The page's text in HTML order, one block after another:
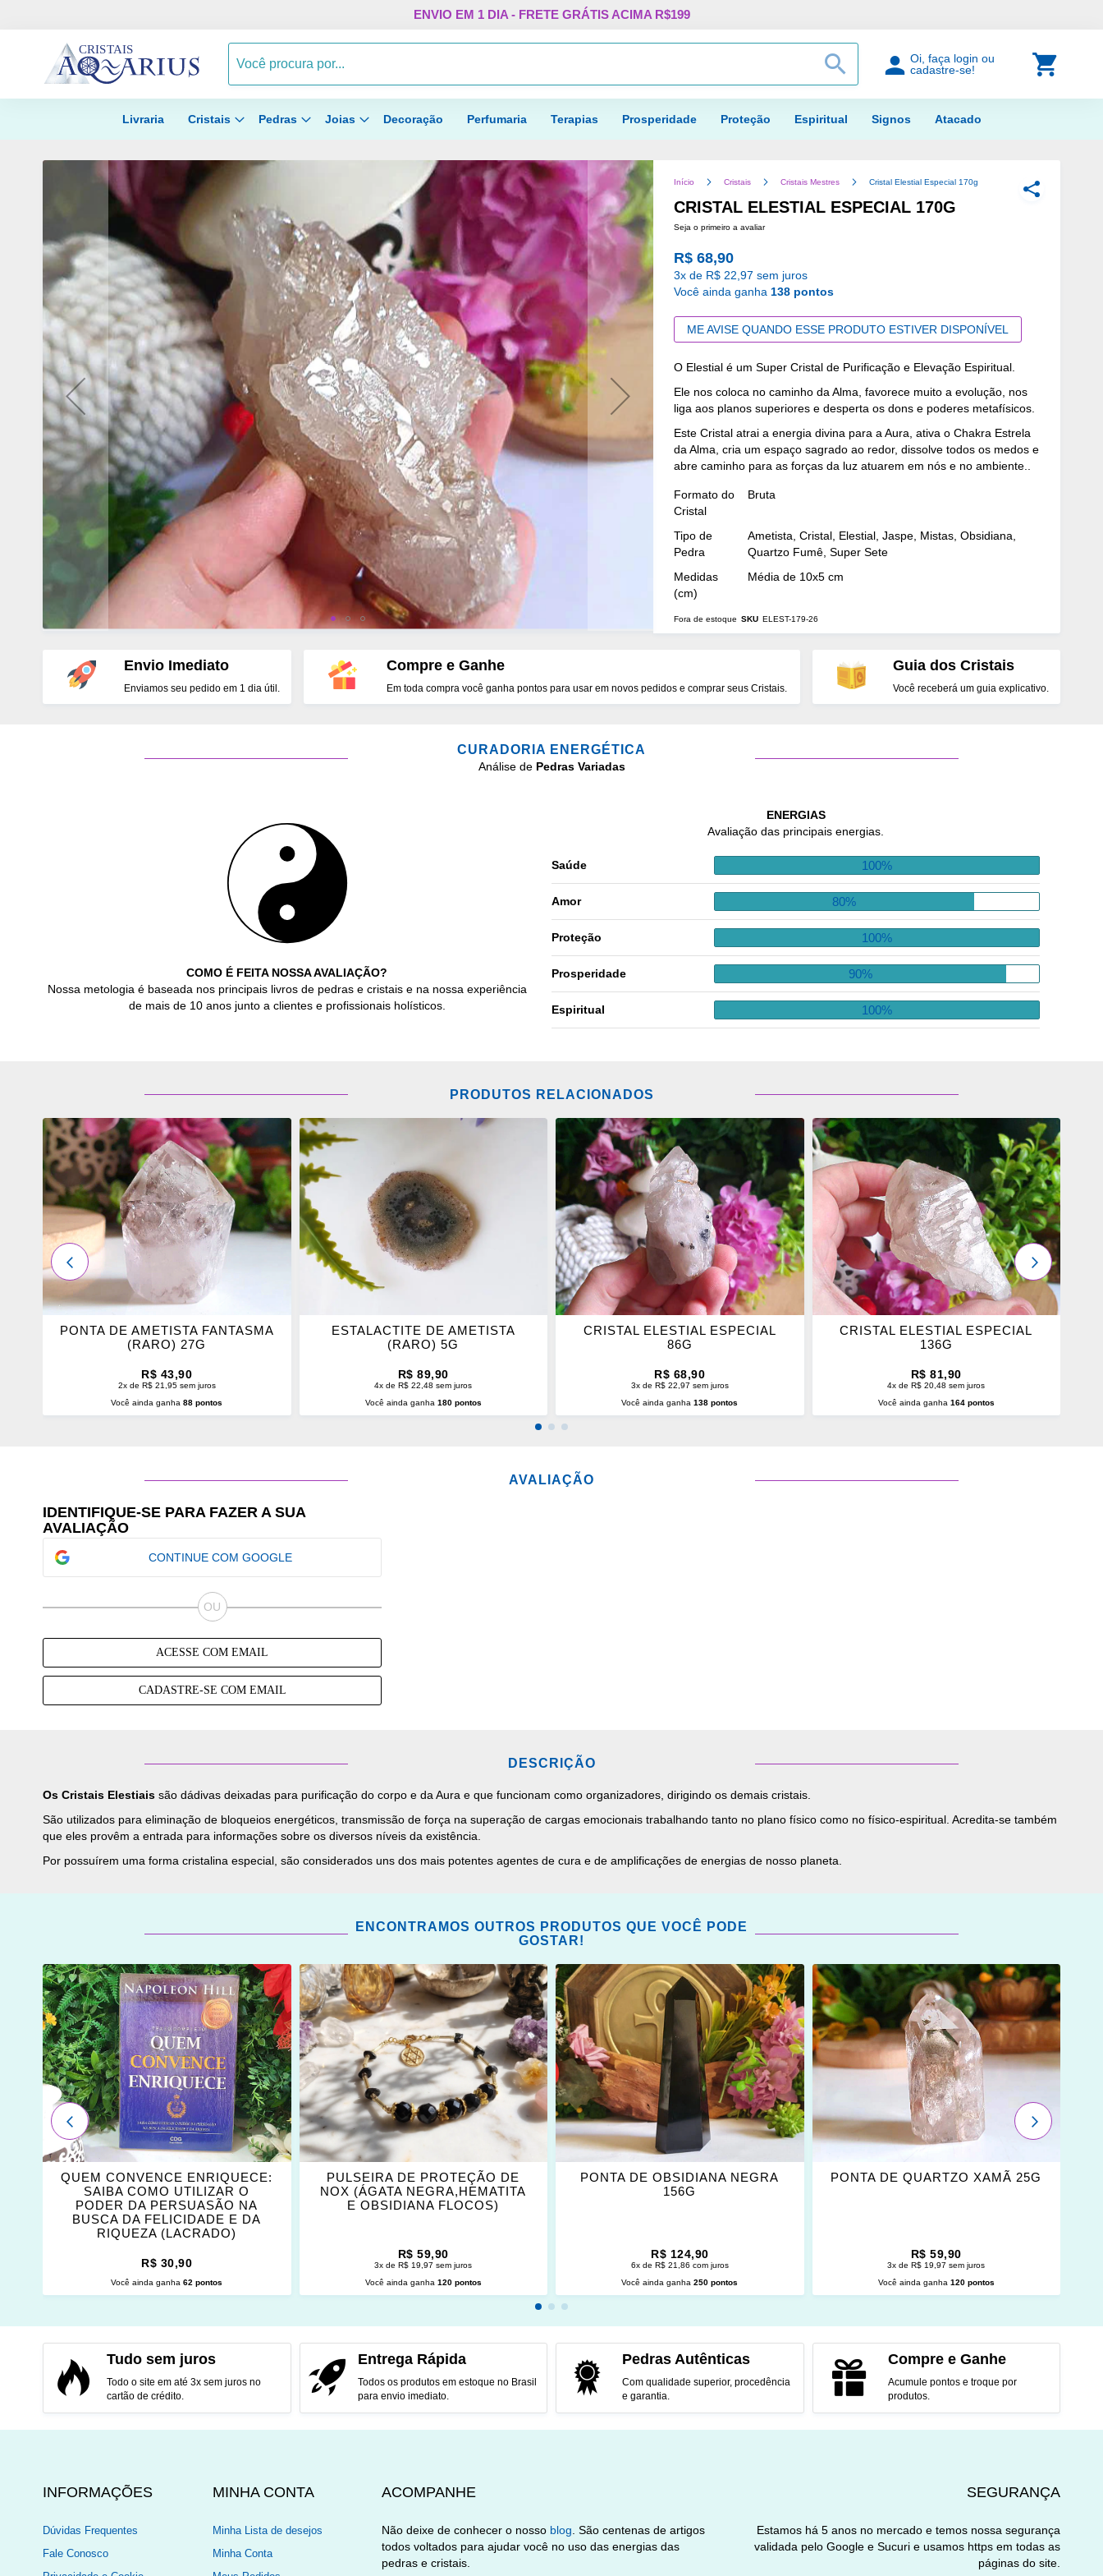
Pular
o
ENVIO EM 1 DIA - FRETE GRÁTIS ACIMA R$199
Procurar
PROCURAR
Oi, faça login ou
cadastre-se!
Livraria Cristais Pedras Joias Decoração Perfumaria Terapias Prosperidade Proteção Espiritual Signos Atacado
Início Cristais Cristais Mestres Cristal Elestial Especial 170g
CRISTAL ELESTIAL ESPECIAL 170G
Seja o primeiro a avaliar
R$ 68,90
3x de R$ 22,97 sem juros
Você ainda ganha 138 pontos
ME AVISE QUANDO ESSE PRODUTO ESTIVER DISPONÍVEL
O Elestial é um Super Cristal de Purificação e Elevação Espiritual.
Ele nos coloca no caminho da Alma, favorece muito a evolução, nos
liga aos planos superiores e desperta os dons e poderes metafísicos.
Este Cristal atrai a energia divina para a Aura, ativa o Chakra Estrela
da Alma, cria um espaço sagrado ao redor, dissolve todos os medos e
abre caminho para as forças da luz atuarem em nós e no ambiente..
Mais
Detalhes
Formato do
Cristal
Bruta
Tipo de
Pedra
Ametista, Cristal, Elestial, Jaspe, Mistas, Obsidiana,
Quartzo Fumê, Super Sete
Medidas
(cm)
Média de 10x5 cm
Fora de estoque SKU ELEST-179-26
Envio Imediato
Enviamos seu pedido em 1 dia útil.
Compre e Ganhe
Em toda compra você ganha pontos para usar em novos pedidos e comprar seus Cristais.
Guia dos Cristais
Você receberá um guia explicativo.
CURADORIA ENERGÉTICA
Análise de Pedras Variadas
COMO É FEITA NOSSA AVALIAÇÃO?
Nossa metologia é baseada nos principais livros de pedras e cristais e na nossa experiência
de mais de 10 anos junto a clientes e profissionais holísticos.
ENERGIAS
Avaliação das principais energias.
Saúde 100%
Amor 80%
Proteção 100%
Prosperidade 90%
Espiritual 100%
PRODUTOS RELACIONADOS
ADICIONAR
OS
FAVORITOS
PONTA DE AMETISTA FANTASMA
(RARO) 27G
R$ 43,90
2x de R$ 21,95 sem juros
Você ainda ganha88 pontos
ADICIONAR
OS
FAVORITOS
ESTALACTITE DE AMETISTA
(RARO) 5G
R$ 89,90
4x de R$ 22,48 sem juros
Você ainda ganha 180 pontos
ADICIONAR
OS
FAVORITOS
CRISTAL ELESTIAL ESPECIAL
86G
R$ 68,90
3x de R$ 22,97 sem juros
Você ainda ganha138 pontos
ADICIONAR
OS
FAVORITOS
CRISTAL ELESTIAL ESPECIAL
136G
R$ 81,90
4x de R$ 20,48 sem juros
Você ainda ganha 164 pontos
PRÓXIMO
ANTERIOR
AVALIAÇÃO
IDENTIFIQUE-SE PARA FAZER A SUA
AVALIAÇÃO
CONTINUE COM GOOGLE
ACESSE COM EMAIL
CADASTRE-SE COM EMAIL
DESCRIÇÃO
Os Cristais Elestiais são dádivas deixadas para purificação do corpo e da Aura e que funcionam como organizadores, dirigindo os demais cristais.
São utilizados para eliminação de bloqueios energéticos, transmissão de força na superação de cargas emocionais trabalhando tanto no plano físico como no físico-espiritual. Acredita-se também
que eles provêm a entrada para informações sobre os diversos níveis da existência.
Por possuírem uma forma cristalina especial, são considerados uns dos mais potentes agentes de cura e de amplificações de energias de nosso planeta.
ENCONTRAMOS OUTROS PRODUTOS QUE VOCÊ PODE
GOSTAR!
ADICIONAR
OS
FAVORITOS
QUEM CONVENCE ENRIQUECE:
SAIBA COMO UTILIZAR O
PODER DA PERSUASÃO NA
BUSCA DA FELICIDADE E DA
RIQUEZA (LACRADO)
R$ 30,90
Você ainda ganha62 pontos
ADICIONAR
OS
FAVORITOS
PULSEIRA DE PROTEÇÃO DE
NOX (ÁGATA NEGRA,HEMATITA
E OBSIDIANA FLOCOS)
R$ 59,90
3x de R$ 19,97 sem juros
Você ainda ganha 120 pontos
ADICIONAR
OS
FAVORITOS
PONTA DE OBSIDIANA NEGRA
156G
R$ 124,90
6x de R$ 21,86 com juros
Você ainda ganha250 pontos
ADICIONAR
OS
FAVORITOS
PONTA DE QUARTZO XAMÃ 25G
R$ 59,90
3x de R$ 19,97 sem juros
Você ainda ganha 120 pontos
PRÓXIMO
ANTERIOR
Tudo sem juros
Todo o site em até 3x sem juros no
cartão de crédito.
Entrega Rápida
Todos os produtos em estoque no Brasil
para envio imediato.
Pedras Autênticas
Com qualidade superior, procedência
e garantia.
Compre e Ganhe
Acumule pontos e troque por
produtos.
INFORMAÇÕES
Dúvidas Frequentes
Fale Conosco
MINHA CONTA
Minha Lista de desejos
Minha Conta
SEGURANÇA
Estamos há 5 anos no mercado e temos nossa segurança
validada pelo Google e Sucuri e usamos https em todas as
páginas do site.
ACOMPANHE
Não deixe de conhecer o nosso blog . São centenas de artigos
todos voltados para ajudar você no uso das energias das
pedras e cristais.